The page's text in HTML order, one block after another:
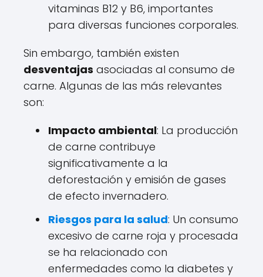
vitaminas B12 y B6, importantes
para diversas funciones corporales.
Sin embargo, también existen
desventajas asociadas al consumo de
carne. Algunas de las más relevantes
son:
Impacto ambiental: La producción
de carne contribuye
significativamente a la
deforestación y emisión de gases
de efecto invernadero.
Riesgos para la salud: Un consumo
excesivo de carne roja y procesada
se ha relacionado con
enfermedades como la diabetes y